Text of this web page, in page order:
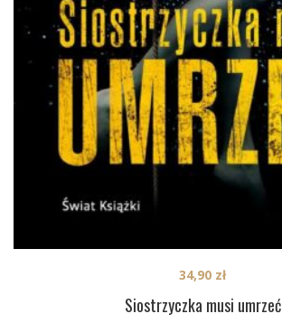
Siostrzyczka musi umrzeć
34,90 zł